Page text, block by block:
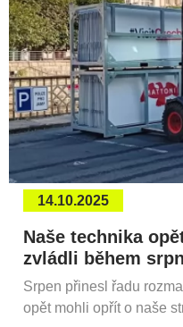
14.10.2025
Naše technika
zvládli během
Srpen přinesl řadu
opět mohli opřít o naše